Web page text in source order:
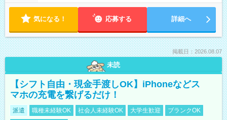
気になる！ 応募する 詳細へ
掲載日：2026.08.07
未読
【シフト自由・現金手渡しOK】iPhoneなどス
マホの充電を繋げるだけ！
派遣 職種未経験OK 社会人未経験OK 大学生歓迎
ブランクOK